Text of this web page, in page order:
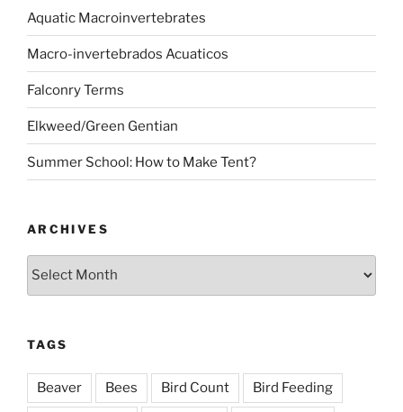
Aquatic Macroinvertebrates
Macro-invertebrados Acuaticos
Falconry Terms
Elkweed/Green Gentian
Summer School: How to Make Tent?
ARCHIVES
Archives
TAGS
Beaver Bees Bird Count Bird Feeding